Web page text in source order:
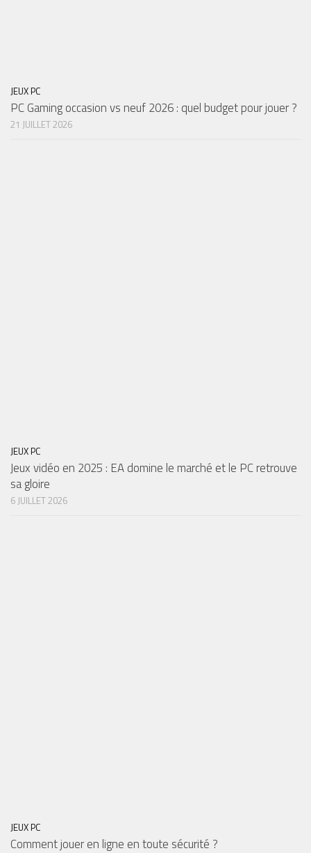
JEUX PC
PC Gaming occasion vs neuf 2026 : quel budget pour jouer ?
21 JUILLET 2026
JEUX PC
Jeux vidéo en 2025 : EA domine le marché et le PC retrouve
sa gloire
6 JUILLET 2026
JEUX PC
Comment jouer en ligne en toute sécurité ?